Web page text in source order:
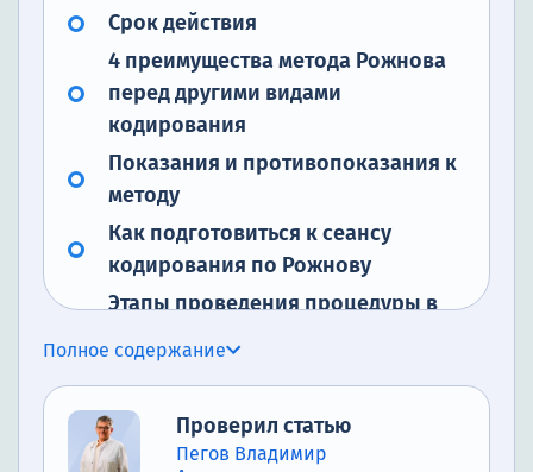
Срок действия
4 преимущества метода Рожнова
перед другими видами
кодирования
Показания и противопоказания к
методу
Как подготовиться к сеансу
кодирования по Рожнову
Этапы проведения процедуры в
другими видами кодирования
Научное обоснование
Полное содержание
Проверил статью
Пегов Владимир